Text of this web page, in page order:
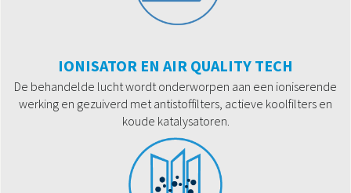
IONISATOR EN AIR QUALITY TECH
De behandelde lucht wordt onderworpen aan een ioniserende
werking en gezuiverd met antistoffilters, actieve koolfilters en
koude katalysatoren.